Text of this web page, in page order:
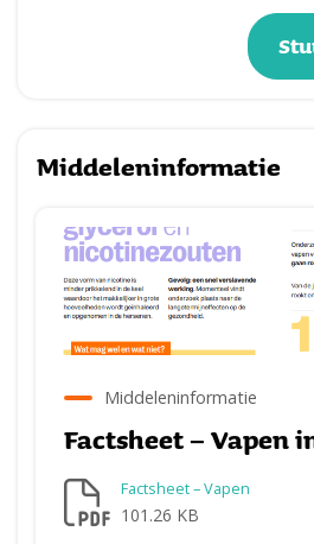
Middeleninformatie
Middeleninformatie
Factsheet – Vapen
101.26 KB
Factsheet – Vapen